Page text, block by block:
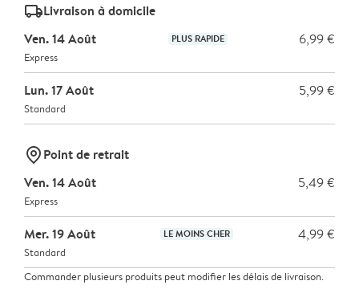
delivery_standard_v2Livraison à domicile
Ven. 14 Août
PLUS RAPIDE 6,99 €
Express
Lun. 17 Août 5,99 €
Standard
marker-pinPoint de retrait
Ven. 14 Août
5,49 €
Express
Mer. 19 Août LE MOINS CHER 4,99 €
Standard
Commander plusieurs produits peut modifier les délais de livraison.